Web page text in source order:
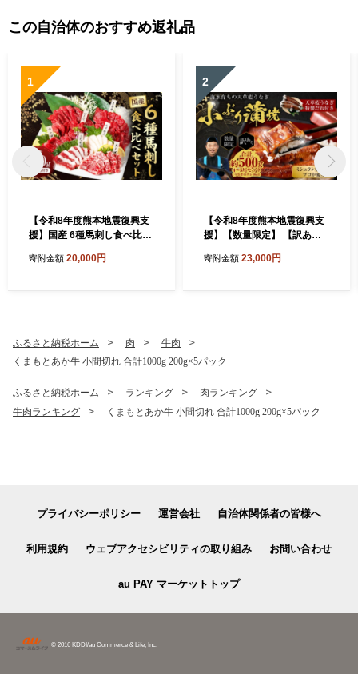
この自治体のおすすめ返礼品
1
【令和8年度熊本地震復興支
援】国産 6種馬刺し食べ比べ
き） 計約280g 馬刺し 馬肉
寄附金額 20,000円
2
【令和8年度熊本地震復興支
援】【数量限定】 【訳あ
プロが愛用】海水育ちの 天
寄附金額 23,000円
ふるさと納税ホーム 肉
牛肉
くまもとあか牛 小間切れ 合計1000g 200g×5パック
ふるさと納税ホーム ランキング
肉ランキング
牛肉ランキング
くまもとあか牛 小間切れ 合計1000g 200g×5パック
プライバシーポリシー 運営会社 自治体関係者の皆様へ
利用規約 ウェブアクセシビリティの取り組み お問い合わせ
au PAY マーケットトップ
© 2016 KDDI/au Commerce & Life, Inc.